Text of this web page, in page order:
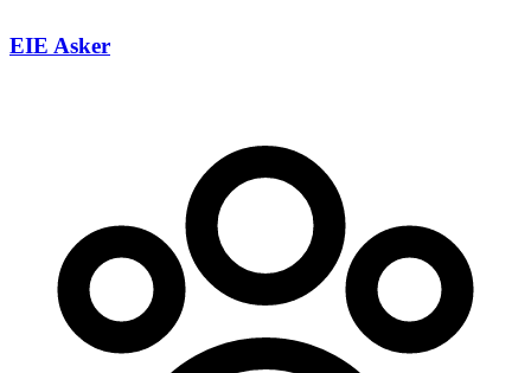
EIE Asker